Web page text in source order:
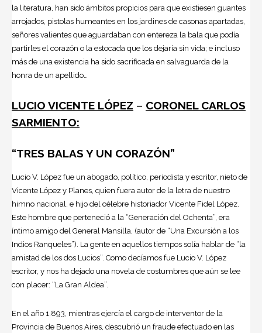
la literatura, han sido ámbitos propicios para que existiesen guantes
arrojados, pistolas humeantes en los jardines de casonas apartadas,
señores valientes que aguardaban con entereza la bala que podía
partirles el corazón o la estocada que los dejaría sin vida; e incluso
más de una existencia ha sido sacrificada en salvaguarda de la
honra de un apellido…
LUCIO VICENTE LÓPEZ – CORONEL CARLOS
SARMIENTO:
“TRES BALAS Y UN CORAZÓN”
Lucio V. López fue un abogado, político, periodista y escritor, nieto de
Vicente López y Planes, quien fuera autor de la letra de nuestro
himno nacional, e hijo del célebre historiador Vicente Fidel López.
Este hombre que perteneció a la “Generación del Ochenta”, era
íntimo amigo del General Mansilla, (autor de “Una Excursión a los
Indios Ranqueles”). La gente en aquellos tiempos solía hablar de “la
amistad de los dos Lucios”. Como decíamos fue Lucio V. López
escritor, y nos ha dejado una novela de costumbres que aún se lee
con placer: “La Gran Aldea”.
En el año 1.893, mientras ejercía el cargo de interventor de la
Provincia de Buenos Aires, descubrió un fraude efectuado en las